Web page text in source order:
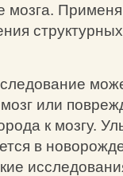
мозга.
или
к мозгу.
в